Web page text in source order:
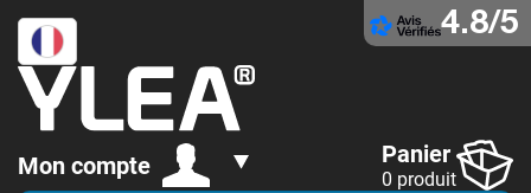
4.8/5
Mon compte Panier
0 produit